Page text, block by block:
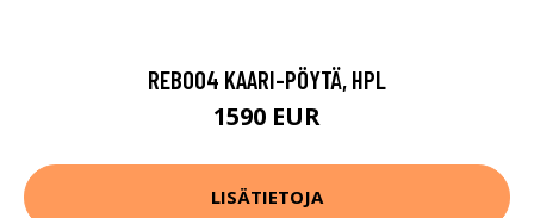
REB004 KAARI-PÖYTÄ, HPL
1590 EUR
LISÄTIETOJA